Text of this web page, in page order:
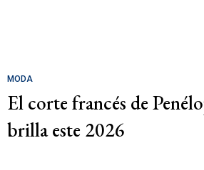
MODA
El corte francés de
brilla este 2026